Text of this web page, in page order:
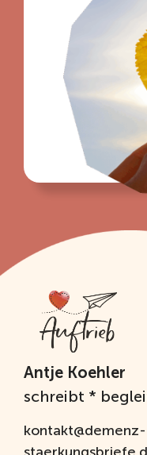
Antje Koehler
schreibt *
kontakt@demenz-